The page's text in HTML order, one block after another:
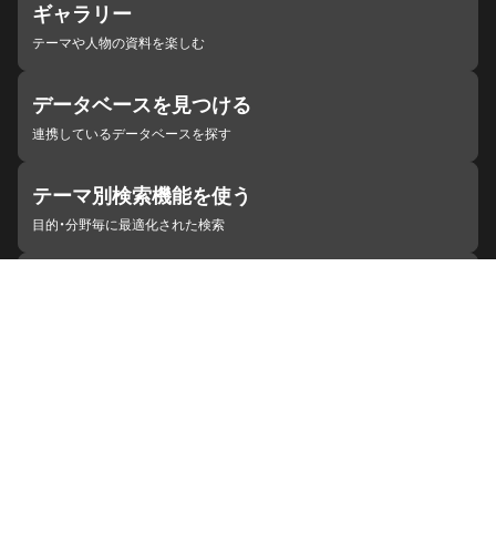
ギャラリー
テーマや人物の資料を楽しむ
データベースを見つける
連携しているデータベースを探す
テーマ別検索機能を使う
目的・分野毎に最適化された検索